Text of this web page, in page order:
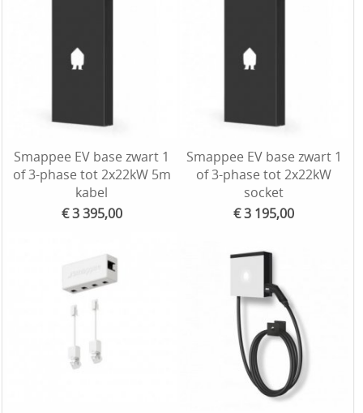
Smappee EV base zwart 1
of 3-phase tot 2x22kW 5m
kabel
€ 3 395,00
Smappee EV base zwart 1
of 3-phase tot 2x22kW
socket
€ 3 195,00